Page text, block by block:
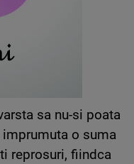
sa nu-si poata
o suma
reprosuri, fiindca